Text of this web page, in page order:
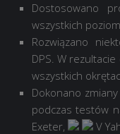
Dostosowano
wszystkich
Rozwiązano
DPS. W rezultacie
wszystkich
Dokonano
podczas testów
Exeter, V